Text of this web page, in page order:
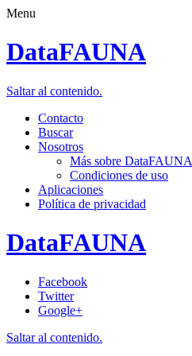
Menu
DataFAUNA
Saltar al contenido.
Contacto
Buscar
Nosotros
Más sobre DataFAUNA
Condiciones de uso
Aplicaciones
Política de privacidad
DataFAUNA
Facebook
Twitter
Google+
Saltar al contenido.